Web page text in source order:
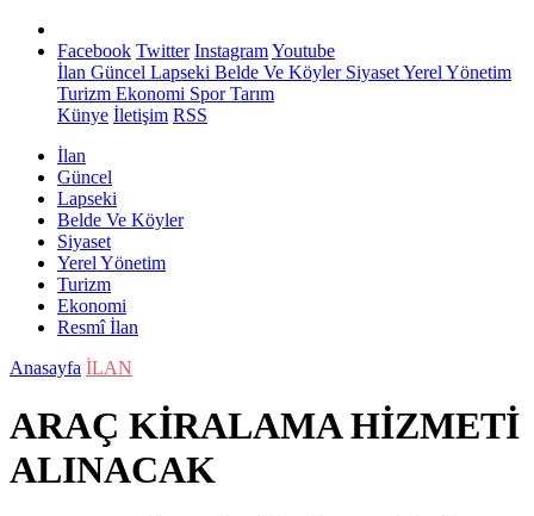
Facebook Twitter InstagramYoutube
İlan Güncel Lapseki Belde Ve KöylerSiyasetYerel Yönetim
Turizm Ekonomi SporTarım
Künye İletişim RSS
İlan
Güncel
Lapseki
Belde Ve Köyler
Siyaset
Yerel Yönetim
Turizm
Ekonomi
Resmî İlan
Anasayfa İLAN
ARAÇ KİRALAMA HİZMETİ
ALINACAK